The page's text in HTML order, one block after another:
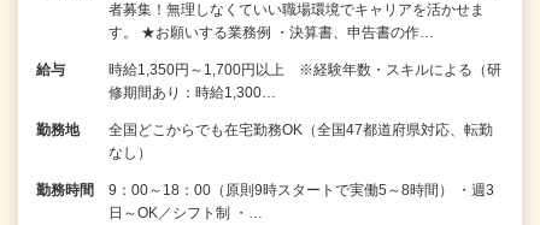
者募集！無理しなくていい職場環境でキャリアを活かせま
す。 ★お願いする業務例 ・決算書、申告書の作…
給与
時給1,350円～1,700円以上 ※経験年数・スキルによる（研
修期間あり：時給1,300…
勤務地
全国どこからでも在宅勤務OK（全国47都道府県対応、転勤
なし）
勤務時間
9：00～18：00（原則9時スタートで実働5～8時間） ・週3
日～OK／シフト制 ・…